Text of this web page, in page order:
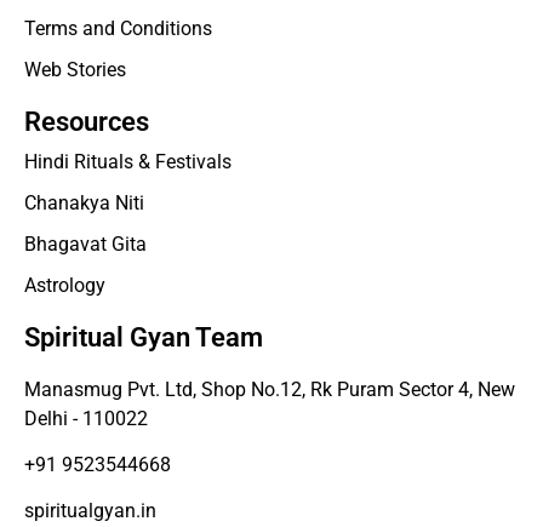
Terms and Conditions
Web Stories
Resources
Hindi Rituals & Festivals
Chanakya Niti
Bhagavat Gita
Astrology
Spiritual Gyan Team
Manasmug Pvt. Ltd, Shop No.12, Rk Puram Sector 4, New
Delhi - 110022
+91 9523544668
spiritualgyan.in